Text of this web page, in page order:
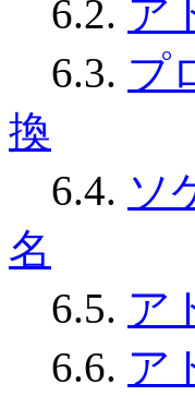
6.2. ア
6.3. プ
換
6.4. ソ
名
6.5. ア
6.6. ア